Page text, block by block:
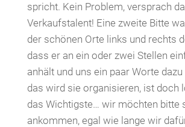
spricht. Kein Problem, versprach
Verkaufstalent! Eine zweite Bitte
der schönen Orte links und rechts
dass er an ein oder zwei Stellen
anhält und uns ein paar Worte
das wird sie organisieren, ist doch
das Wichtigste… wir möchten bitte
ankommen, egal wie lange wir